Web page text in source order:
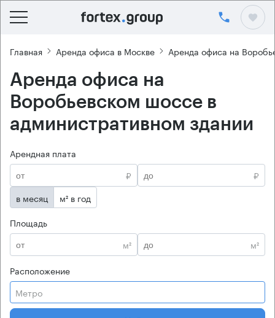
Главная Аренда офиса в Москве Аренда офиса на
Аренда офиса на
Воробьевском шоссе в
административном здании
Арендная плата
₽
₽
в месяц
м² в год
Площадь
м²
м²
Расположение
Метро